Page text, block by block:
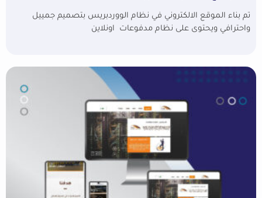
تم بناء الموقع الالكتروني في نظام الووردبريس بتصميم جمييل
واحترافي ويحتوى على نظام مدفوعات اونلاين